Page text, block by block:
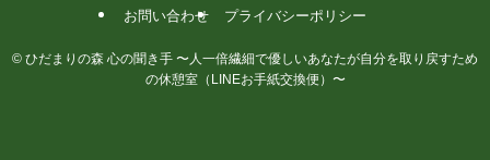
お問い合わせ プライバシーポリシー
© ひだまりの森 心の聞き手 〜人一倍繊細で優しいあなたが自分を取り戻すため
の休憩室（LINEお手紙交換便）〜